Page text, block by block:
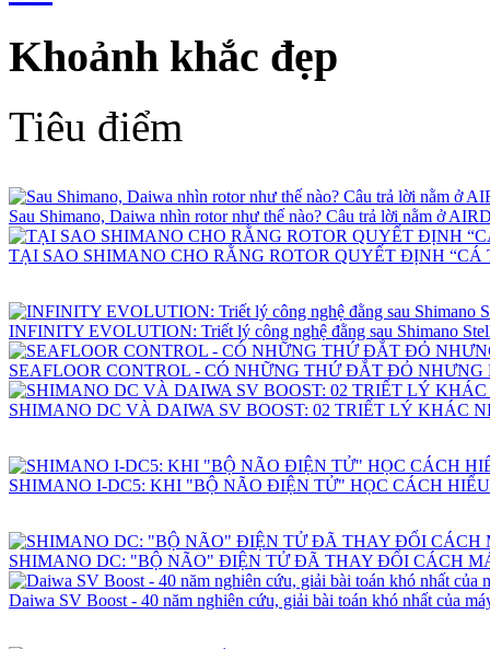
Khoảnh khắc đẹp
Tiêu điểm
Sau Shimano, Daiwa nhìn rotor như thế nào? Câu trả lời nằm ở
TẠI SAO SHIMANO CHO RẰNG ROTOR QUYẾT ĐỊNH “CÁ
INFINITY EVOLUTION: Triết lý công nghệ đằng sau Shimano
SEAFLOOR CONTROL - CÓ NHỮNG THỨ ĐẮT ĐỎ
SHIMANO DC VÀ DAIWA SV BOOST: 02 TRIẾT LÝ KHÁC
SHIMANO I-DC5: KHI "BỘ NÃO ĐIỆN TỬ" HỌC CÁCH
SHIMANO DC: "BỘ NÃO" ĐIỆN TỬ ĐÃ THAY ĐỔI CÁCH
Daiwa SV Boost - 40 năm nghiên cứu, giải bài toán khó nhất của